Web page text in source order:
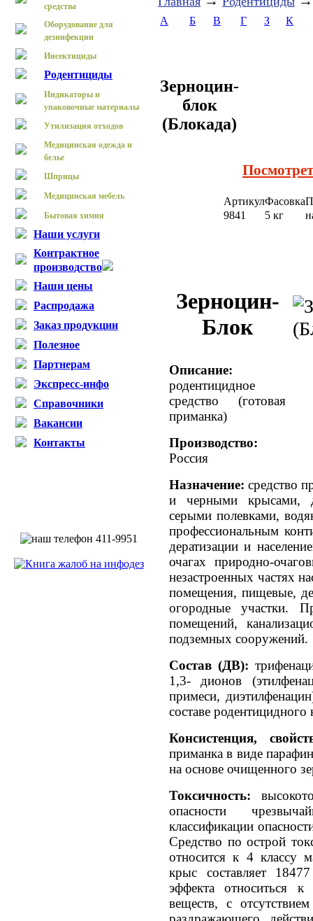
средства
Оборудование для
дезинфекции
Инсектициды
Родентициды
Индикаторы и
упаковочные материалы
Утилизация отходов
Медицинская одежда и
белье
Шприцы
Медицинская мебель
Бытовая химия
Наши услуги
Контрактное
производство
Наши цены
Распродажа
Заказ продукции
Полезное
Партнерам
Экспресс-инфо
Справочники
Вакансии
Контакты
А Б В Г З К
Зерноцин-
блок
(Блокада)
АртикулФасовка
9841
5 кг
Зерноцин-
Блок
Описание:
родентицидное
средство (готовая
приманка)
Производство:
Россия
Назначение: средство
и черными
серыми полевками,
профессиональным
дератизации и
очагах природно-
незастроенных частях
помещения, пищевые,
огородные участки.
помещений,
подземных сооружений.
Состав (ДВ):
1,3- дионов
примеси,
составе родентицидного
Консистенция,
приманка в виде
на основе очищенного
Токсичность:
опасности
классификации
Средство по острой
относится к 4 классу
крыс составляет
эффекта относиться
веществ, с